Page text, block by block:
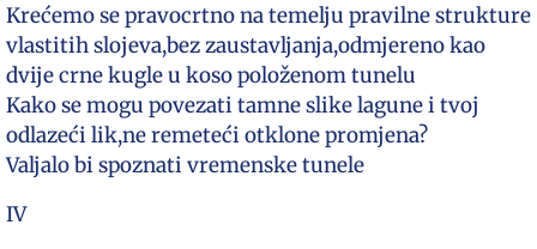
Krećemo se pravocrtno na temelju pravilne strukture
vlastitih slojeva,bez zaustavljanja,odmjereno kao
dvije crne kugle u koso položenom tunelu
Kako se mogu povezati tamne slike lagune i tvoj
odlazeći lik,ne remeteći otklone promjena?
Valjalo bi spoznati vremenske tunele
IV